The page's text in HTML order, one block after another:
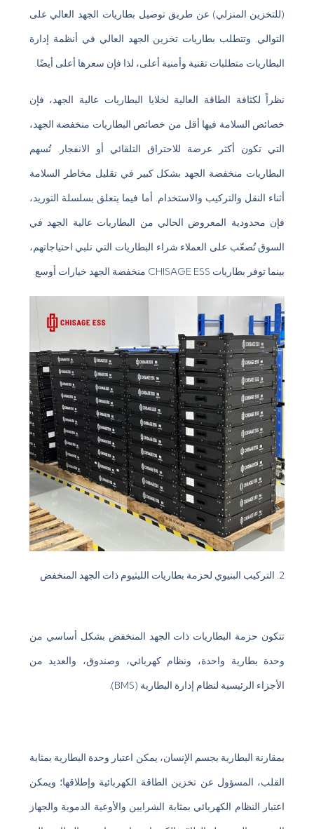
(للتخزين المنزلي) عن طريق توصيل بطاريات الجهد العالي على
التوالي. وتتطلب بطاريات تخزين الجهد العالي في أنظمة إدارة
البطاريات متطلبات تقنية وأمنية أعلى، لذا فإن سعرها أعلى أيضًا.
نظراً لكثافة الطاقة العالية لخلايا البطاريات عالية الجهد، فإن
خصائص السلامة فيها أقل من خصائص البطاريات منخفضة الجهد،
التي تكون أكثر عرضة للاحتراق التلقائي أو الانفجار. تُسهم
البطاريات منخفضة الجهد بشكل كبير في تقليل مخاطر السلامة
أثناء النقل والتركيب والاستخدام. أما فيما يتعلق بسلسلة التوريد،
فإن محدودية المعروض الحالي من البطاريات عالية الجهد في
السوق تُصعّب على العملاء شراء البطاريات التي تلبي احتياجاتهم،
بينما توفر بطاريات CHISAGE ESS منخفضة الجهد خيارات أوسع.
تتكون حزمة البطاريات ذات الجهد المنخفض بشكل أساسي من
وحدة بطارية واحدة، ونظام كهربائي، وصندوق، والعديد من
الأجزاء الرئيسية لنظام إدارة البطارية (BMS).
بمقارنة البطارية بجسم الإنسان، يمكن اعتبار وحدة البطارية بمثابة
القلب، المسؤول عن تخزين الطاقة الكهربائية وإطلاقها؛ ويمكن
اعتبار النظام الكهربائي بمثابة الشرايين والأوعية الدموية والجهاز